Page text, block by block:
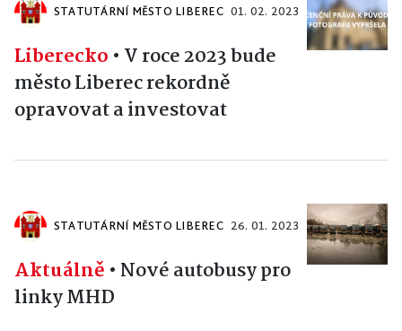
STATUTÁRNÍ MĚSTO LIBEREC 01. 02. 2023
Liberecko • V roce 2023 bude
město Liberec rekordně
opravovat a investovat
STATUTÁRNÍ MĚSTO LIBEREC 26. 01. 2023
Aktuálně • Nové autobusy pro
linky MHD